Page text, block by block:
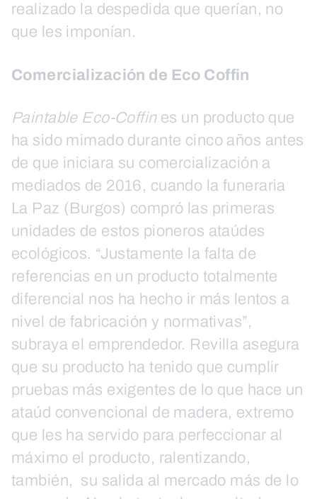
realizado la despedida que querían, no
que les imponían.
Comercialización de Eco Coffin
Paintable Eco-Coffin es un producto que
ha sido mimado durante cinco años antes
de que iniciara su comercialización a
mediados de 2016, cuando la funeraria
La Paz (Burgos) compró las primeras
unidades de estos pioneros ataúdes
ecológicos. “Justamente la falta de
referencias en un producto totalmente
diferencial nos ha hecho ir más lentos a
nivel de fabricación y normativas”,
subraya el emprendedor. Revilla asegura
que su producto ha tenido que cumplir
pruebas más exigentes de lo que hace un
ataúd convencional de madera, extremo
que les ha servido para perfeccionar al
máximo el producto, ralentizando,
también, su salida al mercado más de lo